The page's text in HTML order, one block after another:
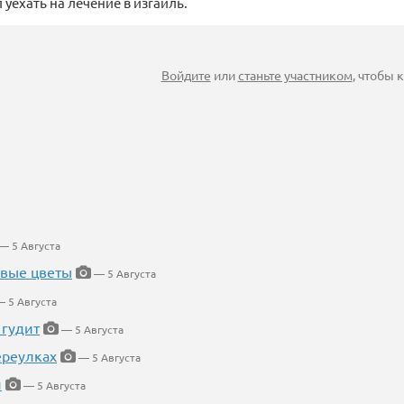
Войдите илистаньте участником, чтобы
5 Августа
цветы
— 5 Августа
Августа
— 5 Августа
— 5 Августа
— 5 Августа